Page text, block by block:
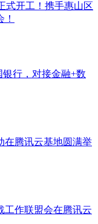
式开工！携手惠山区
行，对接金融+数
在腾讯云基地圆满举
工作联盟会在腾讯云